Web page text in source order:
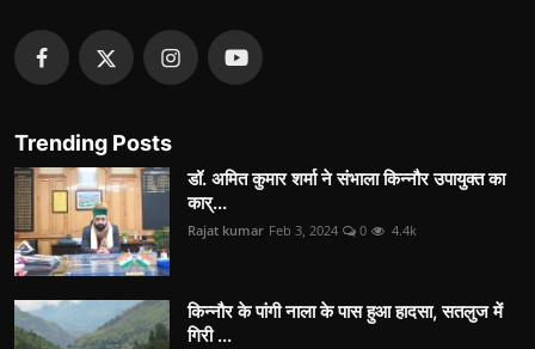
Trending Posts
डॉ. अमित कुमार शर्मा ने संभाला किन्नौर उपायुक्त का
कार्...
Rajat kumar Feb 3, 2024 0 4.4k
किन्नौर के पांगी नाला के पास हुआ हादसा, सतलुज में
गिरी ...